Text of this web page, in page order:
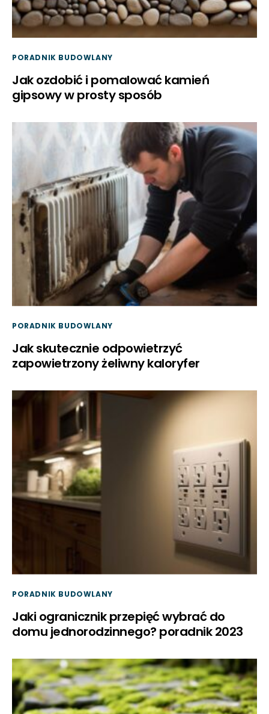
PORADNIK BUDOWLANY
Jak ozdobić i pomalować kamień
gipsowy w prosty sposób
PORADNIK BUDOWLANY
Jak skutecznie odpowietrzyć
zapowietrzony żeliwny kaloryfer
PORADNIK BUDOWLANY
Jaki ogranicznik przepięć wybrać do
domu jednorodzinnego? poradnik 2023